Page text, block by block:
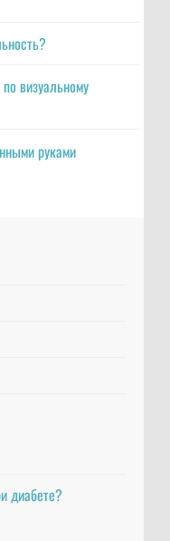
визуальному
руками
диабете?